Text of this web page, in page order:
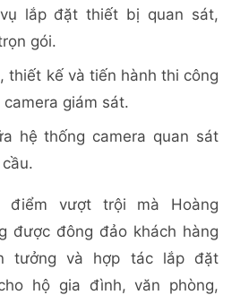
lắp đặt thiết bị quan sát,
gói.
thiết kế và tiến hành thi công
giám sát.
hệ thống camera quan sát
điểm vượt trội mà Hoàng
được đông đảo khách hàng
tưởng và hợp tác lắp đặt
hộ gia đình, văn phòng,